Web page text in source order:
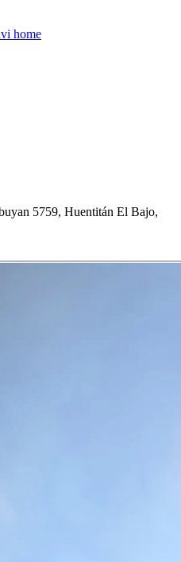
home
5759, Huentitán El Bajo,